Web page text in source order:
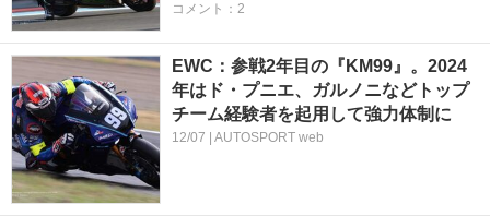
コメント：2
EWC：参戦2年目の『KM99』。2024
年はド・プニエ、ガルノニなどトップ
チーム経験者を起用して強力体制に
12/07 | AUTOSPORT web